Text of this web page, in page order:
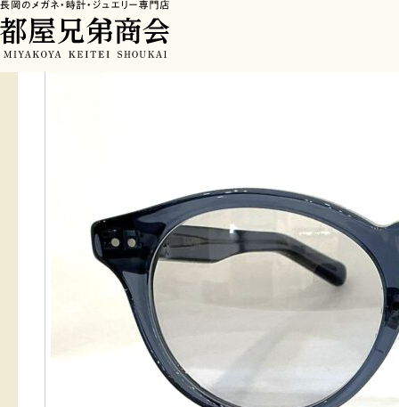
HOME> フレーム >EMPIRE1923 103